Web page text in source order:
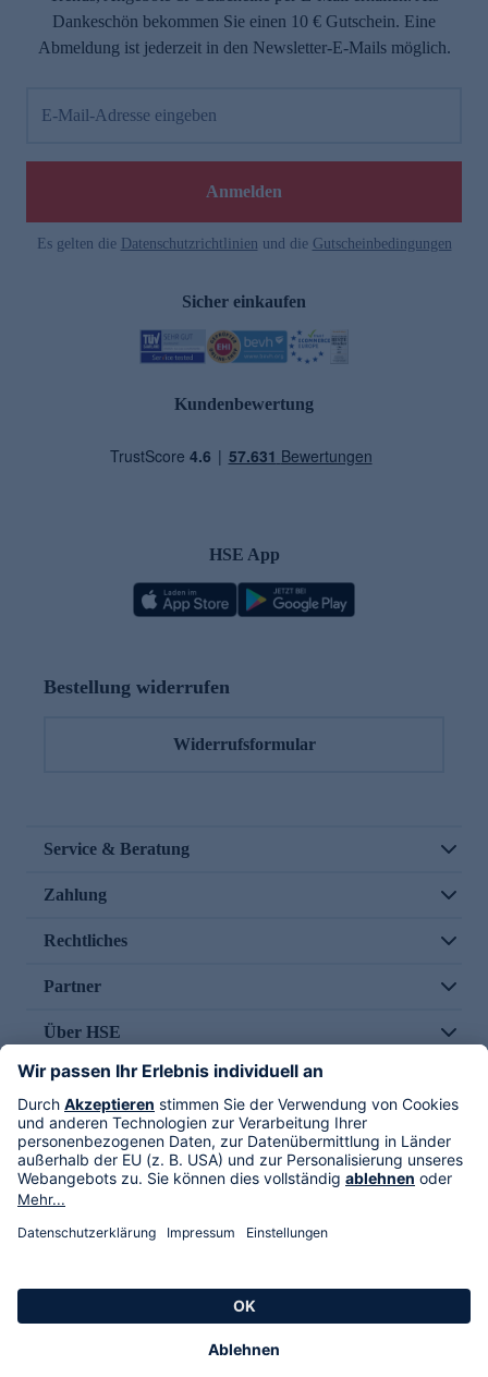
Dankeschön bekommen Sie einen 10 € Gutschein. Eine
Abmeldung ist jederzeit in den Newsletter-E-Mails möglich.
E-Mail-Adresse eingeben
Anmelden
Es gelten die Datenschutzrichtlinien und die Gutscheinbedingungen
Sicher einkaufen
Kundenbewertung
HSE App
Bestellung widerrufen
Widerrufsformular
Service & Beratung
Zahlung
Rechtliches
Partner
Über HSE
Im TV
HSE International